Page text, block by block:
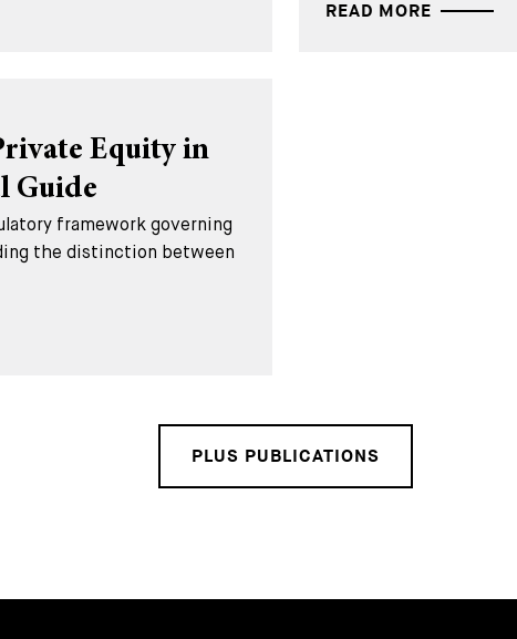
READ MORE
Equity in
Guide
framework governing
the distinction between
PLUS PUBLICATIONS